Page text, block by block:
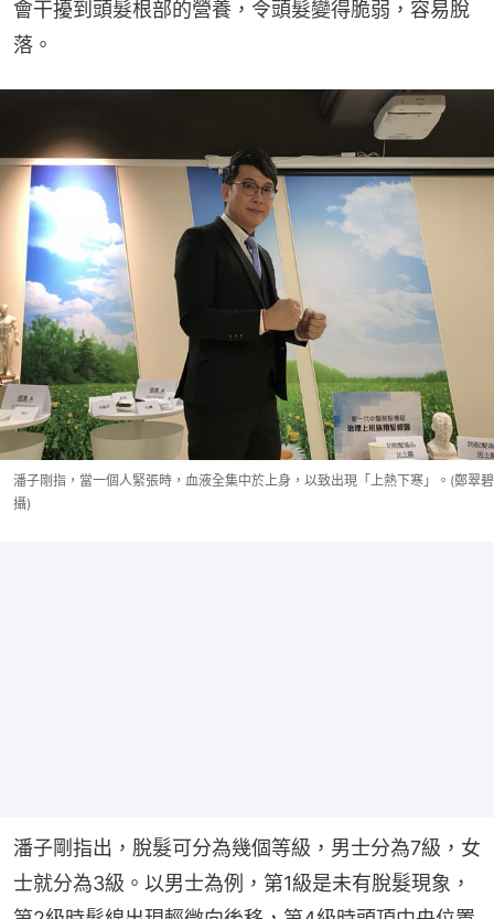
會干擾到頭髮根部的營養，令頭髮變得脆弱，容易脫
落。
潘子剛指，當一個人緊張時，血液全集中於上身，以致出現「上熱下寒」。(鄭翠碧
攝)
潘子剛指出，脫髮可分為幾個等級，男士分為7級，女
士就分為3級。以男士為例，第1級是未有脫髮現象，